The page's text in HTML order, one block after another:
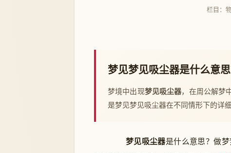
栏目：
梦见梦见吸尘器是什么意思
梦境中出现梦见吸尘器，在周公解梦
是梦见梦见吸尘器在不同情形下的详细
梦见吸尘器是什么意思？做